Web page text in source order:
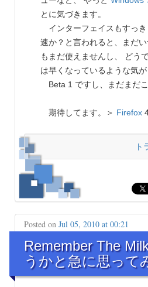
とに気づきます。
インターフェイスもすっ
速か？と言われると、まだ
もまだ使えませんし、 どう
は早くなっているような気が
Beta 1 ですし、まだまだこ
期待してます。＞ Firefox
ト
Posted on Jul 05, 2010 at 00:21
Remember The
うかと急に思って